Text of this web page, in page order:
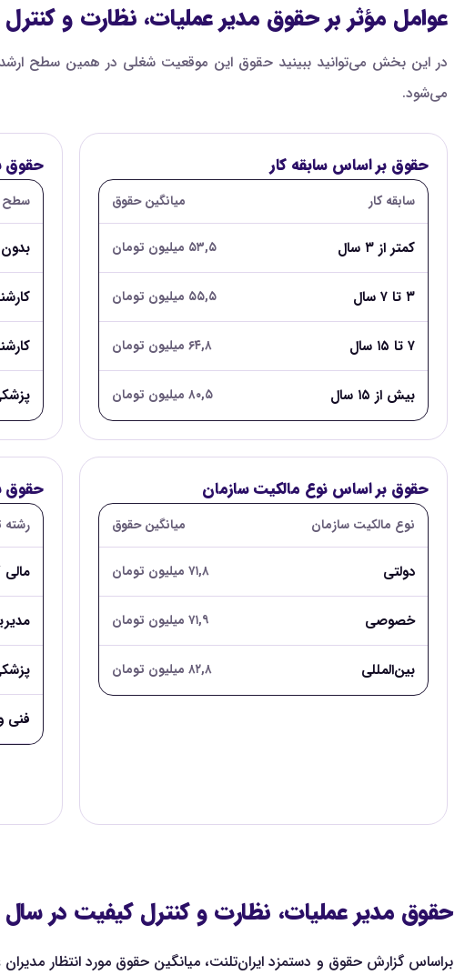
عوامل مؤثر بر حقوق مدیر عملیات، نظارت و کنترل
در این بخش می‌توانید ببینید حقوق این موقعیت شغلی در همین سطح
می‌شود.
حقوق بر اساس سابقه کار
سابقه کار میانگین حقوق
کمتر از ۳ سال ۵۳,۵ میلیون تومان
۳ تا ۷ سال ۵۵,۵ میلیون تومان
۷ تا ۱۵ سال ۶۴,۸ میلیون تومان
بیش از ۱۵ سال ۸۰,۵ میلیون تومان
حقوق
سطح
حقوق بر اساس نوع مالکیت سازمان
نوع مالکیت سازمان میانگین حقوق
دولتی ۷۱,۸ میلیون تومان
خصوصی ۷۱,۹ میلیون تومان
بین‌المللی ۸۲,۸ میلیون تومان
حقوق
فنی
حقوق مدیر عملیات، نظارت و کنترل کیفیت در سال ۱۴۰۵ چقدر
براساس گزارش حقوق و دستمزد ایران‌تلنت، میانگین حقوق مورد انتظار مدیران